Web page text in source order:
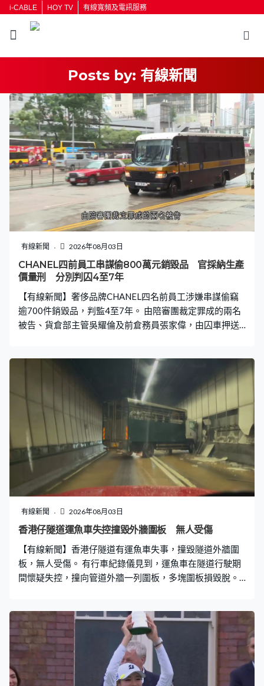
i-CABLE HOY TV 有線寬頻及電訊服務
Posts by: 有線新聞
按輸入鍵開始搜尋
有線新聞 2026年08月03日
CHANEL四前員工串謀偷800萬元銷毀品 官採納生產
價量刑 分別判囚4至7年
【有線新聞】奢侈品牌CHANEL四名前員工涉嫌串謀偷竊
逾700件銷毀品，判監4至7年。 由陪審團裁定罪成的兩名
被告、貨倉部主管吳耀倫及前倉務員張家偉，由囚車押送
件過季貨品，包括123個銀包及601個手袋。 法官判刑時
指貨品銷毀前會拆走標籤，不可能以原價轉售，加上涉案
貨品是過季款式並已銷毀，採納以約800萬生產價作量刑
考慮；考慮到吳耀倫在四人中職位最高，擁有載貨電梯密
碼，獲公司較高信任，相信是案中主腦，加上涉案貨品數
量多，判監7年；而案發時已離職的張家偉不涉及違反誠
信，但負責租用貨倉和貨車，比起單純運貨，參與度較
高，判監5年3個月。 至於何東山和何子賢早前已認罪，法
官指他們違反誠信，但兩人都沒有載貨電梯的密碼，工作
時也有保安監管，顯示公司對他們的信任不高；加上認
罪，扣減刑期三份一，判監四年。 法官考慮到審訊延誤至
今近十年，與各被告無關，為對他們構成壓力，給予8至9
月的刑期扣減。
有線新聞 2026年08月03日
香港仔隧道運魚車失控撞毀外牆圍板 無人受傷
【有線新聞】香港仔隧道有運魚車失事，撞毀隧道外牆圍
板，無人受傷。 有行車紀錄儀見到，運魚車在隧道行駛期
間懷疑失控，撞向管道外牆一列圍板，多塊圍板損毀脫。